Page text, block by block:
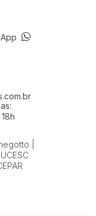
|